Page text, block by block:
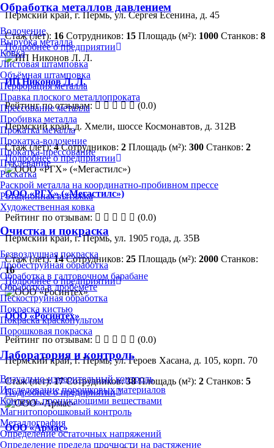
Обработка металлов давлением
Волочение
Вырубка металла
Ковка
Листовая штамповка
Объёмная штамповка
Перфорация металла
Правка плоского металлопроката
Прессование металла
Пробивка металла
Прокатка металла
Прокатка-волочение
Прокатка-прессование
Пуклевание
Раскатка
Раскрой металла на координатно-пробивном прессе
Ротационная вытяжка
Художественная ковка
Очистка и покраска
Безвоздушная покраска
Дробеструйная обработка
Обработка в галтовочном барабане
Обработка в дробемёте
Пескоструйная обработка
Покраска кистью
Покраска краскопультом
Порошковая покраска
Лаборатория и контроль
Визуально-измерительный контроль
Исследование порошковых материалов
Контроль проникающими веществами
Магнитопорошковый контроль
Металлография
Определение остаточных напряжений
Определение предела прочности на растяжение
Пермский край, г. Пермь, ул. Сергея Есенина, д. 45
Стаж (лет): 16 Сотрудников: 15 Площадь (м²): 1000 Станков: 8
Подробнее о предприятии
ИП Никонов Л. Л.
Рейтинг по отзывам:
(0.0)
Пермский край, д. Хмели, шоссе Космонавтов, д. 312В
Стаж (лет):4 Сотрудников: 2 Площадь (м²): 300 Станков: 2
Подробнее о предприятии
ООО «РГХ» («Мегастилс»)
Рейтинг по отзывам:
(0.0)
Пермский край, г. Пермь, ул. 1905 года, д. 35В
Стаж (лет):14 Сотрудников: 25 Площадь (м²): 2000 Станков:
16
Подробнее о предприятии
ООО «Росинтех»
Рейтинг по отзывам:
(0.0)
Пермский край, г. Пермь, ул. Героев Хасана, д. 105, корп. 70
Стаж (лет):17 Сотрудников:38 Площадь (м²): 2 Станков: 5
Подробнее о предприятии
ООО «Армас»